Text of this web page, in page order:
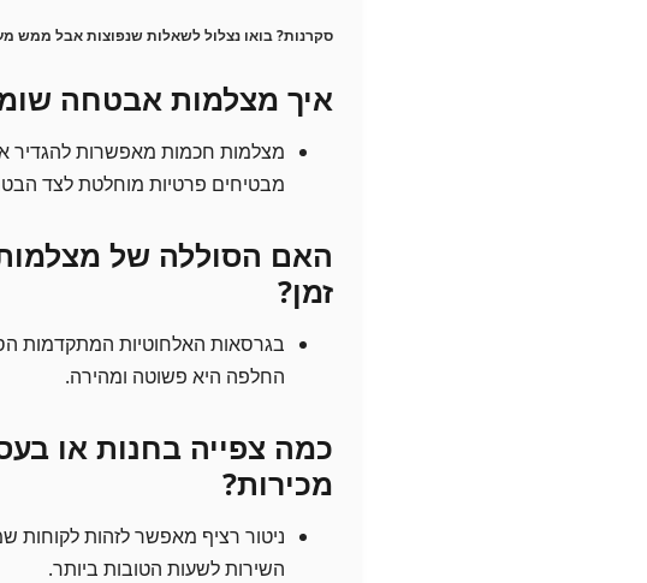
סקרנות? בואו נצלול לשאלות שנפוצות אבל ממש
איך מצלמות אבטחה
מצלמות חכמות מאפשרות להגדיר
מבטיחים פרטיות מוחלטת לצד
האם הסוללה של
זמן?
בגרסאות האלחוטיות המתקדמות
החלפה היא פשוטה ומהירה.
כמה צפייה בחנות או
מכירות?
ניטור רציף מאפשר לזהות לקוחות
השירות לשעות הטובות ביותר.